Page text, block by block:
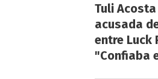
Tuli
acusada
entre Luck
"Confiaba